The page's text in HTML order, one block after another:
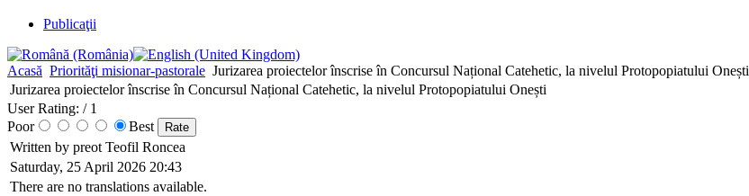
Publicaţii
Acasă Priorităţi misionar-pastorale Jurizarea proiectelor înscrise în Concursul Național Catehetic, la nivelul Protopopiatului Onești
Jurizarea proiectelor înscrise în Concursul Național Catehetic, la nivelul Protopopiatului Onești
User Rating: / 1
Poor
Best
Written by preot Teofil Roncea
Saturday, 25 April 2026 20:43
There are no translations available.